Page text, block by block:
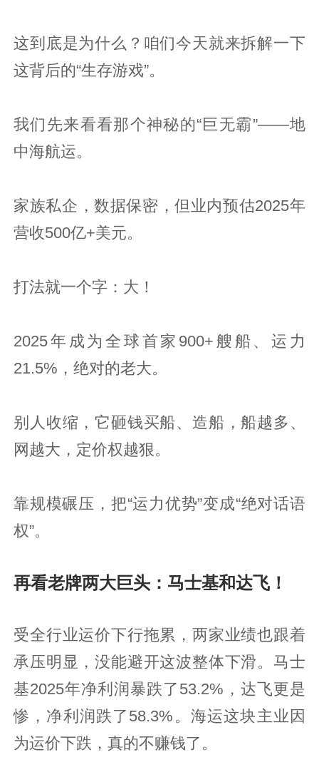
这到底是为什么？咱们今天就来拆解一下
这背后的“生存游戏”。
我们先来看看那个神秘的“巨无霸”——地
中海航运。
家族私企，数据保密，但业内预估2025年
营收500亿+美元。
打法就一个字：大！
2025年成为全球首家900+艘船、运力
21.5%，绝对的老大。
别人收缩，它砸钱买船、造船，船越多、
网越大，定价权越狠。
靠规模碾压，把“运力优势”变成“绝对话语
权”。
再看老牌两大巨头：马士基和达飞！
受全行业运价下行拖累，两家业绩也跟着
承压明显，没能避开这波整体下滑。马士
基2025年净利润暴跌了53.2%，达飞更是
惨，净利润跌了58.3%。海运这块主业因
为运价下跌，真的不赚钱了。